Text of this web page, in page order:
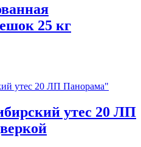
25 кг
утес 20 ЛП